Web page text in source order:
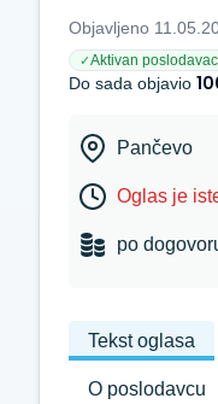
Objavljeno
✓Aktivan poslodavac
Do sada objavio
Pančevo
Oglas je
po
Tekst oglasa
O poslodavcu